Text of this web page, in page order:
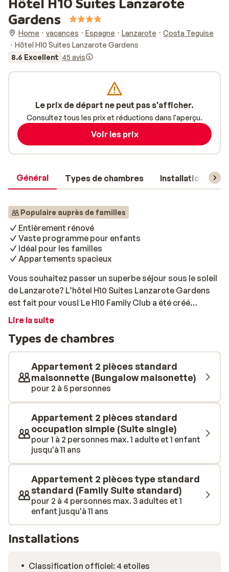
Gardens
Home vacances Espagne Lanzarote
Costa Teguise
Hôtel H10 Suites Lanzarote Gardens
8.6 Excellent 45 avis
Général Types de chambres Installations
Populaire auprès de familles
Entièrement rénové
Vaste programme pour enfants
Idéal pour les familles
Appartements spacieux
Vous souhaitez passer un superbe séjour sous le soleil
de Lanzarote? L’hôtel H10 Suites Lanzarote Gardens
est fait pour vous! Le H10 Family Club a été créé
spécialement pour les familles avec enfants. Ces
participer aux nombreuses activités organisées.
Pendant ce temps, vous pourrez profiter de vacances
bien méritées, au calme. L'établissement se trouve à
proximité de la plage de Las Chucharas et d'un centre
commercial, également nommé Las Chucharas. L'hôtel
dispose de chambres confortables et notamment de
chambres adaptées aux familles monoparentales. Bon
séjour!
Lire la suite
Types de chambres
Appartement 2 pièces standard
maisonnette (Bungalow maisonette)
pour 2 à 5 personnes
Appartement 2 pièces standard
occupation simple (Suite single)
pour 1 à 2 personnes max. 1 adulte et 1 enfant
jusqu'à 11 ans
Appartement 2 pièces type standard
standard (Family Suite standard)
pour 2 à 4 personnes max. 3 adultes et 1
enfant jusqu'à 11 ans
Installations
Classification officiel: 4 etoiles
Le prix de départ ne peut pas s'afficher.
Consultez tous les prix et réductions dans l'aperçu.
Voir les prix